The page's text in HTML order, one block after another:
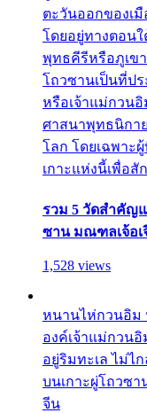
ตะวันออกของเ
โดยอยู่ทางตอนใ
พุทธคีรีหรือภูเข
โถวซานเป็นที่ป
หรือเจ้าแม่กวน
ศาสนาพุทธนิกา
โลก โดยเฉพาะ
เกาะแห่งนี้เพื่อ
รวม 5 วัดสำคัญแ
ซาน มณฑลเจ้อเ
1,528 views
หนานไห่กวนอิม
องค์เจ้าแม่กวน
อยู่ริมทะเล ไม่ไ
บนเกาะผู่โถวซา
จีน